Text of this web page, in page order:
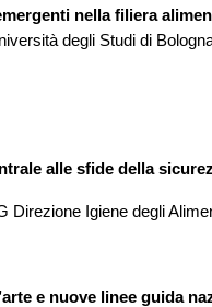
nella filiera
degli Studi di
alle sfide della
Direzione Igiene degli
e nuove linee guida